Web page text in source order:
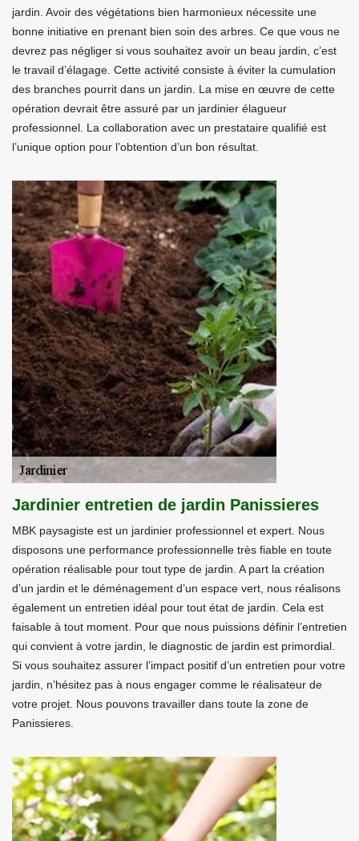
jardin. Avoir des végétations bien harmonieux nécessite une
bonne initiative en prenant bien soin des arbres. Ce que vous ne
devrez pas négliger si vous souhaitez avoir un beau jardin, c’est
le travail d’élagage. Cette activité consiste à éviter la cumulation
des branches pourrit dans un jardin. La mise en œuvre de cette
opération devrait être assuré par un jardinier élagueur
professionnel. La collaboration avec un prestataire qualifié est
l’unique option pour l’obtention d’un bon résultat.
Jardinier entretien de jardin Panissieres
MBK paysagiste est un jardinier professionnel et expert. Nous
disposons une performance professionnelle très fiable en toute
opération réalisable pour tout type de jardin. A part la création
d’un jardin et le déménagement d’un espace vert, nous réalisons
également un entretien idéal pour tout état de jardin. Cela est
faisable à tout moment. Pour que nous puissions définir l’entretien
qui convient à votre jardin, le diagnostic de jardin est primordial.
Si vous souhaitez assurer l’impact positif d’un entretien pour votre
jardin, n’hésitez pas à nous engager comme le réalisateur de
votre projet. Nous pouvons travailler dans toute la zone de
Panissieres.